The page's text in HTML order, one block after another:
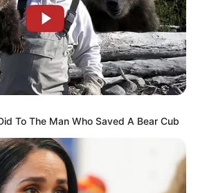
To The Man Who Saved A Bear Cub